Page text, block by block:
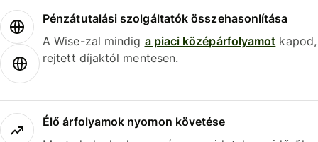
Pénzátutalási szolgáltatók összehasonlítása
A Wise-zal mindig a piaci középárfolyamot kapod,
rejtett díjaktól mentesen.
Élő árfolyamok nyomon követése